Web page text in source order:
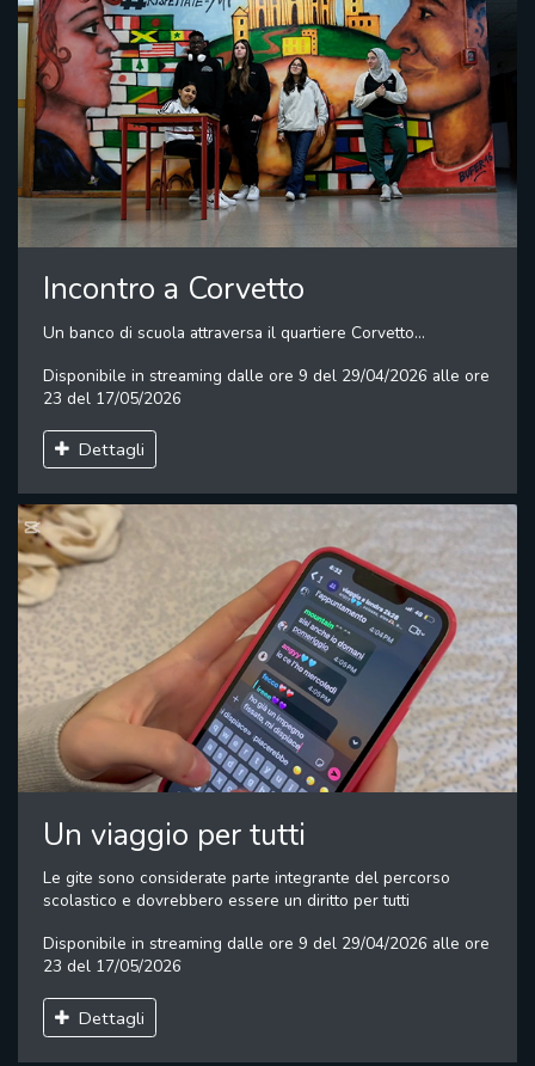
Incontro a Corvetto
Un banco di scuola attraversa il quartiere Corvetto...
Disponibile in streaming dalle ore 9 del 29/04/2026 alle ore
23 del 17/05/2026
Dettagli
Un viaggio per tutti
Le gite sono considerate parte integrante del percorso
scolastico e dovrebbero essere un diritto per tutti
Disponibile in streaming dalle ore 9 del 29/04/2026 alle ore
23 del 17/05/2026
Dettagli